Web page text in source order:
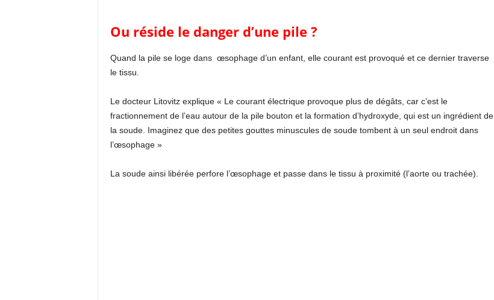
Ou réside le danger d’une pile ?
Quand la pile se loge dans œsophage d’un enfant, elle courant est provoqué et ce dernier traverse
le tissu.
Le docteur Litovitz explique « Le courant électrique provoque plus de dégâts, car c’est le
fractionnement de l’eau autour de la pile bouton et la formation d’hydroxyde, qui est un ingrédient de
la soude. Imaginez que des petites gouttes minuscules de soude tombent à un seul endroit dans
l’œsophage »
La soude ainsi libérée perfore l’œsophage et passe dans le tissu à proximité (l’aorte ou trachée).